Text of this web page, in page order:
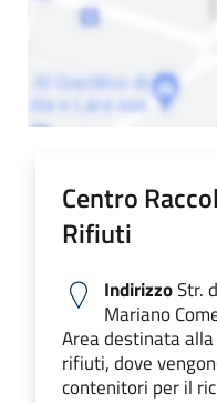
Centro
Rifiuti
IndirizzoStr.
Mariano
Area destinata
rifiuti, dove
contenitori per il